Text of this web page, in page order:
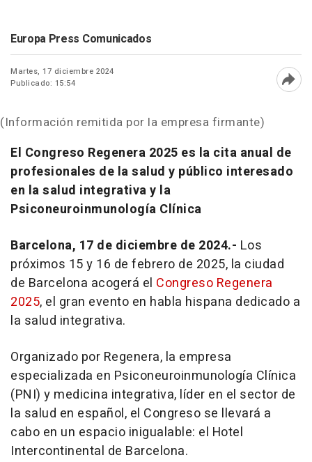
Europa Press Comunicados
Martes, 17 diciembre 2024
Publicado: 15:54
(Información remitida por la empresa firmante)
El Congreso Regenera 2025 es la cita anual de
profesionales de la salud y público interesado
en la salud integrativa y la
Psiconeuroinmunología Clínica
Barcelona, 17 de diciembre de 2024.- Los
próximos 15 y 16 de febrero de 2025, la ciudad
de Barcelona acogerá el Congreso Regenera
2025, el gran evento en habla hispana dedicado a
la salud integrativa.
Organizado por Regenera, la empresa
especializada en Psiconeuroinmunología Clínica
(PNI) y medicina integrativa, líder en el sector de
la salud en español, el Congreso se llevará a
cabo en un espacio inigualable: el Hotel
Intercontinental de Barcelona.